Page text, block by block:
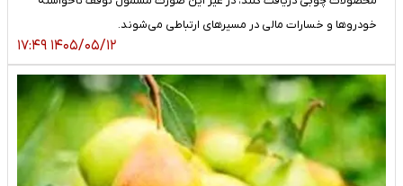
خودروها و خسارات مالی در مسیرهای ارتباطی می‌شوند.
۱۴۰۵/۰۵/۱۲ ۱۷:۴۹